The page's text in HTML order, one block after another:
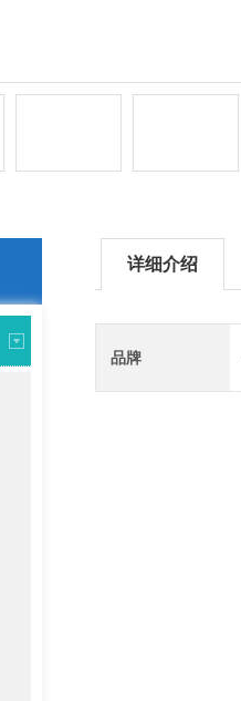
详细介绍
品牌